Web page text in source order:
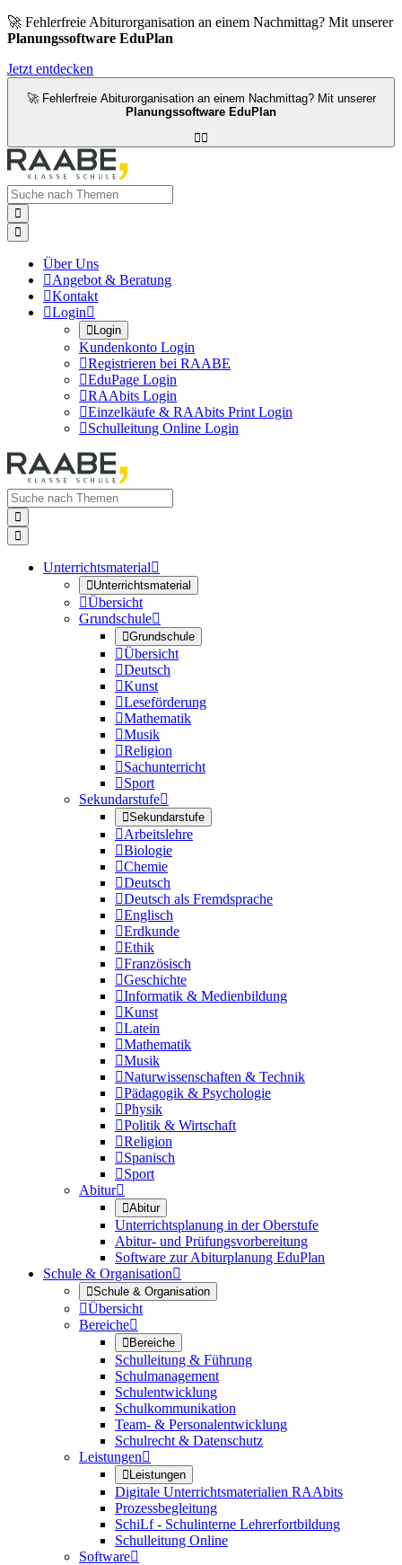
🚀 Fehlerfreie Abiturorganisation an einem Nachmittag? Mit unserer
Planungssoftware EduPlan
Jetzt entdecken
🚀 Fehlerfreie Abiturorganisation an einem Nachmittag? Mit unserer
Planungssoftware EduPlan



Über Uns
Angebot & Beratung
Kontakt
Login
Login
Kundenkonto Login
Registrieren bei RAABE
EduPage Login
RAAbits Login
Einzelkäufe & RAAbits Print Login
Schulleitung Online Login


Unterrichtsmaterial
Unterrichtsmaterial
Übersicht
Grundschule
Grundschule
Übersicht
Deutsch
Kunst
Leseförderung
Mathematik
Musik
Religion
Sachunterricht
Sport
Sekundarstufe
Sekundarstufe
Arbeitslehre
Biologie
Chemie
Deutsch
Deutsch als Fremdsprache
Englisch
Erdkunde
Ethik
Französisch
Geschichte
Informatik & Medienbildung
Kunst
Latein
Mathematik
Musik
Naturwissenschaften & Technik
Pädagogik & Psychologie
Physik
Politik & Wirtschaft
Religion
Spanisch
Sport
Abitur
Abitur
Unterrichtsplanung in der Oberstufe
Abitur- und Prüfungsvorbereitung
Software zur Abiturplanung EduPlan
Schule & Organisation
Schule & Organisation
Übersicht
Bereiche
Bereiche
Schulleitung & Führung
Schulmanagement
Schulentwicklung
Schulkommunikation
Team- & Personalentwicklung
Schulrecht & Datenschutz
Leistungen
Leistungen
Digitale Unterrichtsmaterialien RAAbits
Prozessbegleitung
SchiLf - Schulinterne Lehrerfortbildung
Schulleitung Online
Software